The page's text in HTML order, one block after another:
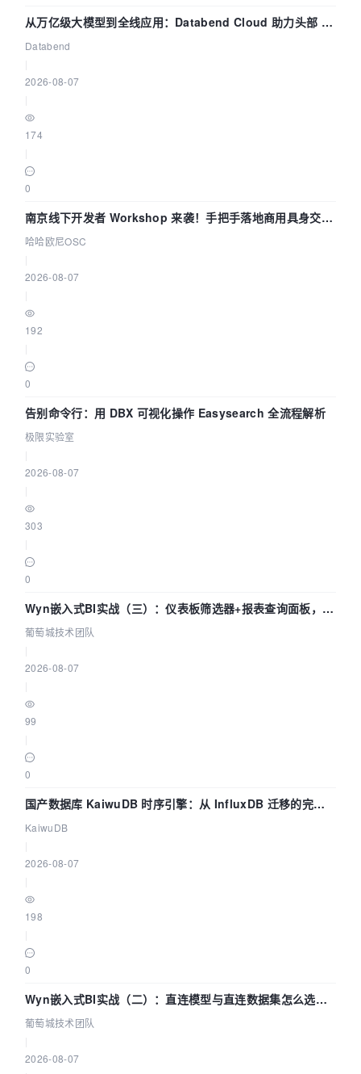
从万亿级大模型到全线应用：Databend Cloud 助力头部 AI
企业构建全链路 Trace 数据管道
Databend
2026-08-07
174
0
南京线下开发者 Workshop 来袭！手把手落地商用具身交互
智能 Agent 应用
哈哈欧尼OSC
2026-08-07
192
0
告别命令行：用 DBX 可视化操作 Easysearch 全流程解析
极限实验室
2026-08-07
303
0
Wyn嵌入式BI实战（三）：仪表板筛选器+报表查询面板，参
数联动全闭环
葡萄城技术团队
2026-08-07
99
0
国产数据库 KaiwuDB 时序引擎：从 InfluxDB 迁移的完整
技术路径
KaiwuDB
2026-08-07
198
0
Wyn嵌入式BI实战（二）：直连模型与直连数据集怎么选，
参数为什么不生效？| 葡萄城技术团队
葡萄城技术团队
2026-08-07